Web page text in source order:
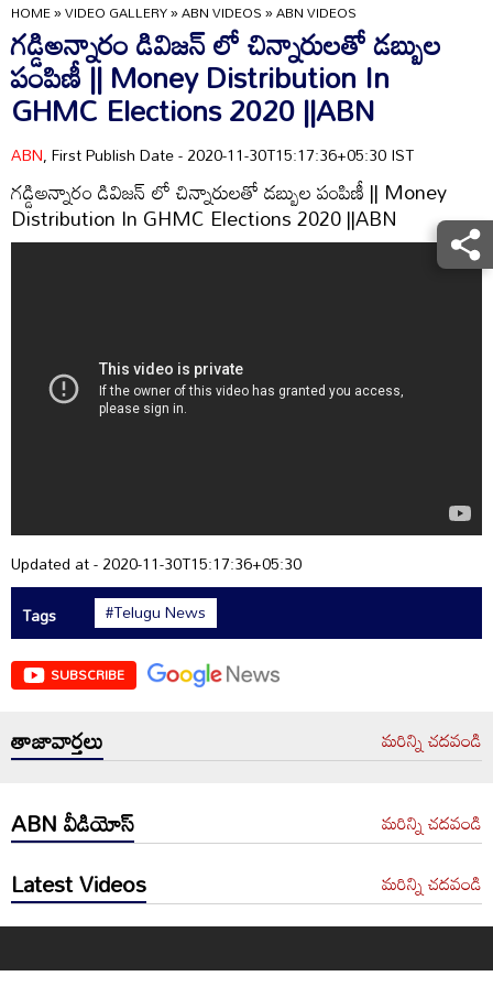
HOME»VIDEO GALLERY»ABN VIDEOS»ABN VIDEOS
గడ్డిఅన్నారం డివిజన్ లో చిన్నారులతో డబ్బుల
పంపిణీ || Money Distribution In
GHMC Elections 2020 ||ABN
ABN, First Publish Date - 2020-11-30T15:17:36+05:30 IST
గడ్డిఅన్నారం డివిజన్ లో చిన్నారులతో డబ్బుల పంపిణీ || Money
Distribution In GHMC Elections 2020 ||ABN
Updated at - 2020-11-30T15:17:36+05:30
Tags
#Telugu News
SUBSCRIBE
తాజావార్తలు మరిన్ని చదవండి
ABN వీడియోస్ మరిన్ని చదవండి
Latest Videos మరిన్ని చదవండి